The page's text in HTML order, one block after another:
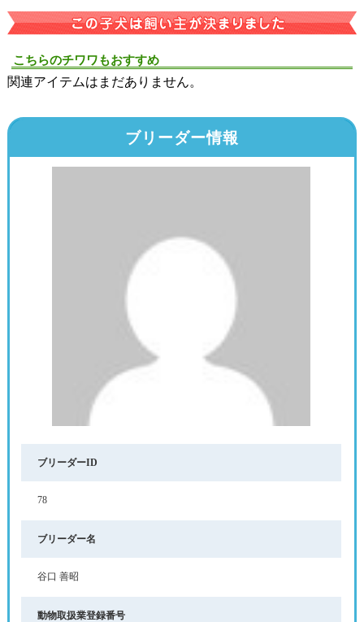
こちらのチワワもおすすめ
関連アイテムはまだありません。
ブリーダー情報
ブリーダーID
78
ブリーダー名
谷口 善昭
動物取扱業登録番号